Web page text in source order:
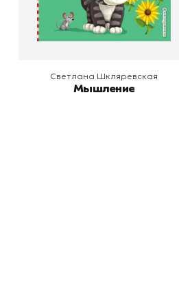
В корзину
Светлана Шкляревская
Мышление